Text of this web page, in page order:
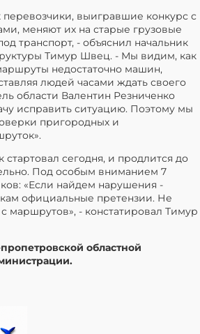
перевозчики, выигравшие конкурс с
меняют их на старые грузовые
транспорт, - объяснил начальник
Тимур Швец. - Мы видим, как
недостаточно машин,
людей часами ждать своего
области Валентин Резниченко
исправить ситуацию. Поэтому мы
пригородных и
сегодня, и продлится до
Под особым вниманием 7
«Если найдем нарушения -
официальные претензии. Не
маршрутов», - констатировал Тимур
областной